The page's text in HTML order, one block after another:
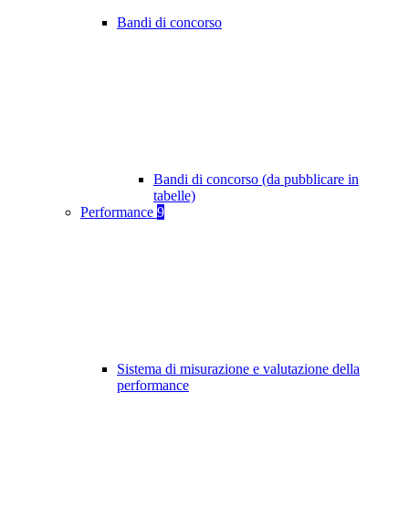
Bandi di concorso
Bandi di concorso (da pubblicare in
tabelle)
Performance 9
Sistema di misurazione e valutazione della
performance